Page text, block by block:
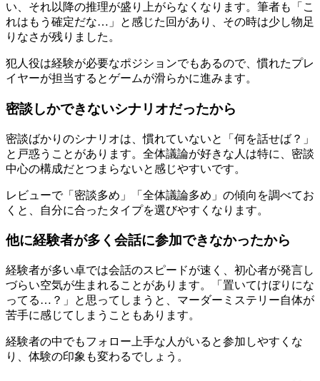
い、それ以降の推理が盛り上がらなくなります。筆者も「こ
れはもう確定だな…」と感じた回があり、その時は少し物足
りなさが残りました。
犯人役は経験が必要なポジションでもあるので、慣れたプレ
イヤーが担当するとゲームが滑らかに進みます。
密談しかできないシナリオだったから
密談ばかりのシナリオは、慣れていないと「何を話せば？」
と戸惑うことがあります。全体議論が好きな人は特に、密談
中心の構成だとつまらないと感じやすいです。
レビューで「密談多め」「全体議論多め」の傾向を調べてお
くと、自分に合ったタイプを選びやすくなります。
他に経験者が多く会話に参加できなかったから
経験者が多い卓では会話のスピードが速く、初心者が発言し
づらい空気が生まれることがあります。「置いてけぼりにな
ってる…？」と思ってしまうと、マーダーミステリー自体が
苦手に感じてしまうこともあります。
経験者の中でもフォロー上手な人がいると参加しやすくな
り、体験の印象も変わるでしょう。